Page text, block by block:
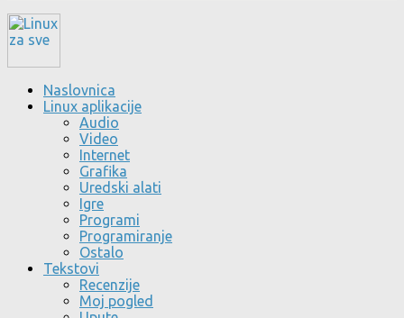
Naslovnica
Linux aplikacije
Audio
Video
Internet
Grafika
Uredski alati
Igre
Programi
Programiranje
Ostalo
Tekstovi
Recenzije
Moj pogled